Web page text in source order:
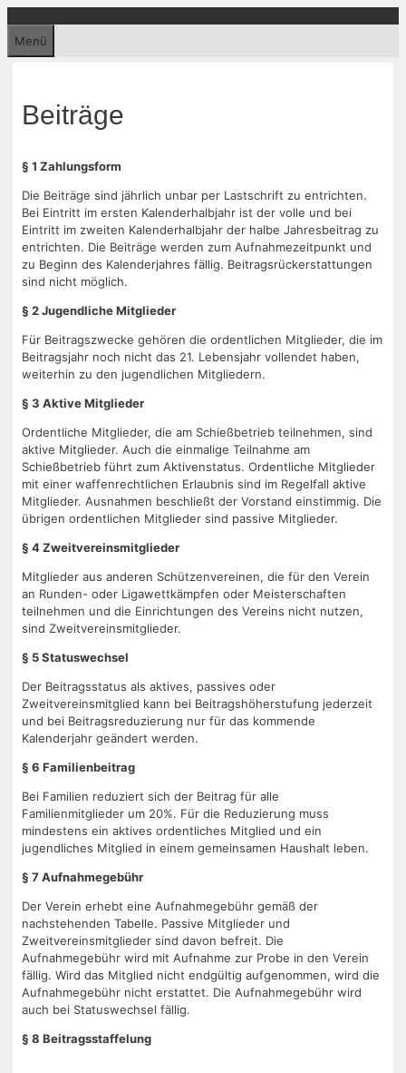
springen
Menü
Beiträge
§ 1 Zahlungsform
Die Beiträge sind jährlich unbar per Lastschrift zu entrichten.
Bei Eintritt im ersten Kalenderhalbjahr ist der volle und bei
Eintritt im zweiten Kalenderhalbjahr der halbe Jahresbeitrag zu
entrichten. Die Beiträge werden zum Aufnahmezeitpunkt und
zu Beginn des Kalenderjahres fällig. Beitragsrückerstattungen
sind nicht möglich.
§ 2 Jugendliche Mitglieder
Für Beitragszwecke gehören die ordentlichen Mitglieder, die im
Beitragsjahr noch nicht das 21. Lebensjahr vollendet haben,
weiterhin zu den jugendlichen Mitgliedern.
§ 3 Aktive Mitglieder
Ordentliche Mitglieder, die am Schießbetrieb teilnehmen, sind
aktive Mitglieder. Auch die einmalige Teilnahme am
Schießbetrieb führt zum Aktivenstatus. Ordentliche Mitglieder
mit einer waffenrechtlichen Erlaubnis sind im Regelfall aktive
Mitglieder. Ausnahmen beschließt der Vorstand einstimmig. Die
übrigen ordentlichen Mitglieder sind passive Mitglieder.
§ 4 Zweitvereinsmitglieder
Mitglieder aus anderen Schützenvereinen, die für den Verein
an Runden- oder Ligawettkämpfen oder Meisterschaften
teilnehmen und die Einrichtungen des Vereins nicht nutzen,
sind Zweitvereinsmitglieder.
§ 5 Statuswechsel
Der Beitragsstatus als aktives, passives oder
Zweitvereinsmitglied kann bei Beitragshöherstufung jederzeit
und bei Beitragsreduzierung nur für das kommende
Kalenderjahr geändert werden.
§ 6 Familienbeitrag
Bei Familien reduziert sich der Beitrag für alle
Familienmitglieder um 20%. Für die Reduzierung muss
mindestens ein aktives ordentliches Mitglied und ein
jugendliches Mitglied in einem gemeinsamen Haushalt leben.
§ 7 Aufnahmegebühr
Der Verein erhebt eine Aufnahmegebühr gemäß der
nachstehenden Tabelle. Passive Mitglieder und
Zweitvereinsmitglieder sind davon befreit. Die
Aufnahmegebühr wird mit Aufnahme zur Probe in den Verein
fällig. Wird das Mitglied nicht endgültig aufgenommen, wird die
Aufnahmegebühr nicht erstattet. Die Aufnahmegebühr wird
auch bei Statuswechsel fällig.
§ 8 Beitragsstaffelung